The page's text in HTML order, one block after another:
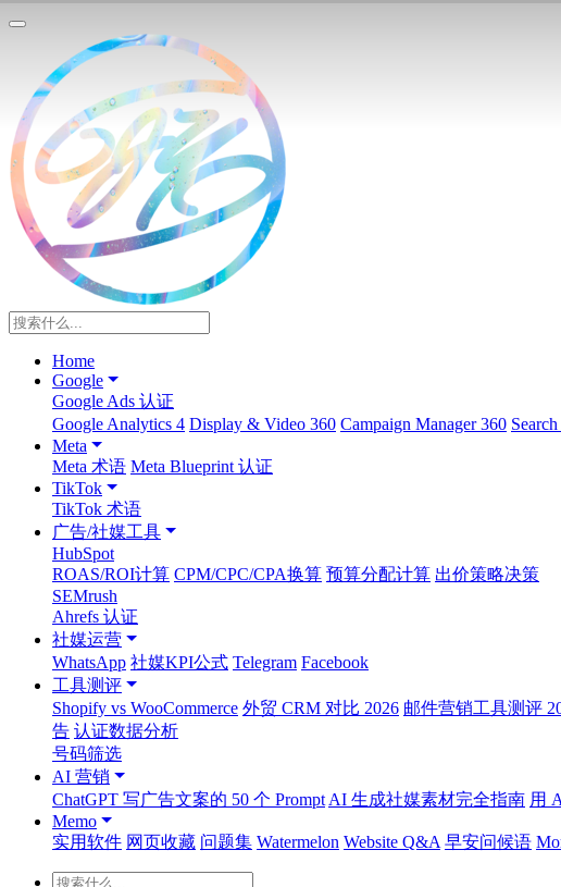
Home
Google
Google Ads 认证
Google Analytics 4 Display & Video 360 Campaign Manager 360
Meta
Meta 术语 Meta Blueprint 认证
TikTok
TikTok 术语
广告/社媒工具
HubSpot
ROAS/ROI计算 CPM/CPC/CPA换算 预算分配计算 出价策略决策
SEMrush
Ahrefs 认证
社媒运营
WhatsApp 社媒KPI公式 Telegram Facebook
工具测评
Shopify vs WooCommerce 外贸 CRM 对比 2026 邮件营销工具测评
告 认证数据分析
号码筛选
AI 营销
ChatGPT 写广告文案的 50 个 Prompt AI 生成社媒素材完全指南 用
Memo
实用软件 网页收藏 问题集 Watermelon Website Q&A 早安问候语